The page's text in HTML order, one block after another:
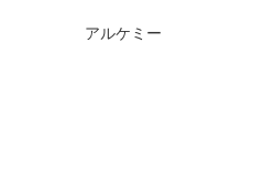
アルケミー